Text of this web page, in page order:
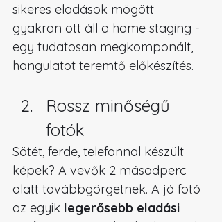
sikeres eladások mögött
gyakran ott áll a home staging -
egy tudatosan megkomponált,
hangulatot teremtő előkészítés.
Rossz minőségű
fotók
Sötét, ferde, telefonnal készült
képek? A vevők 2 másodperc
alatt továbbgörgetnek. A jó fotó
az egyik legerősebb eladási